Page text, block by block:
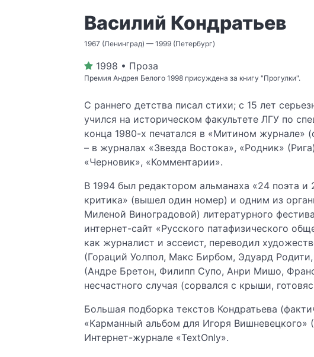
Василий Кондратьев
1967 (Ленинград) — 1999 (Петербург)
1998 • Проза
Премия Андрея Белого 1998 присуждена за книгу "Прогулки".
С раннего детства писал стихи; с 15 лет
учился на историческом факультете ЛГУ по
конца 1980-х печатался в «Митином журнале»
– в журналах «Звезда Востока», «Родник»
«Черновик», «Комментарии».
В 1994 был редактором альманаха «24 поэта
критика» (вышел один номер) и одним из
Миленой Виноградовой) литературного
интернет-сайт «Русского патафизического
как журналист и эссеист, переводил
(Гораций Уолпол, Макс Бирбом, Эдуард
(Андре Бретон, Филипп Супо, Анри Мишо,
несчастного случая (сорвался с крыши,
Большая подборка текстов Кондратьева
«Карманный альбом для Игоря Вишневецкого»
Интернет-журнале «TextOnly».